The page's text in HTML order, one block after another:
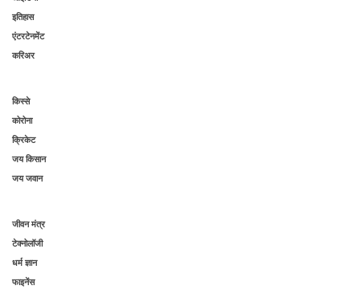
इतिहास
एंटरटेनमेंट
करिअर
किस्से
कोरोना
क्रिकेट
जय किसान
जय जवान
जीवन मंत्र
टेक्नोलॉजी
धर्म ज्ञान
फाइनेंस